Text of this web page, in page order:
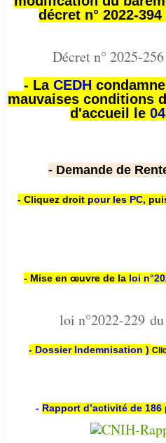
décret n° 2022-
Décret n° 2025-
- La CEDH
mauvaises conditions
d'accueil le
- Demande de
- Cliquez droit pour les PC,
- Mise en œuvre de la loi n
loi n°2022-229
- Dossier Indemnisation )
- Rapport d’activité de 186